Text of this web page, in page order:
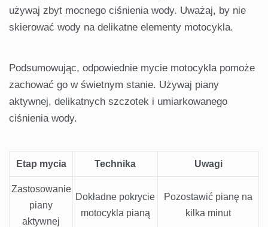
używaj zbyt mocnego ciśnienia wody. Uważaj, by nie
skierować wody na delikatne elementy motocykla.
Podsumowując, odpowiednie mycie motocykla pomoże
zachować go w świetnym stanie. Używaj piany
aktywnej, delikatnych szczotek i umiarkowanego
ciśnienia wody.
Etap mycia Technika Uwagi
Zastosowanie
piany
aktywnej
Dokładne pokrycie
motocykla pianą
Pozostawić pianę na
kilka minut